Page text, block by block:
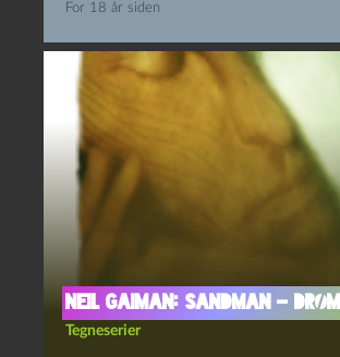
For 18 år siden
Neil Gaiman: Sandman –
Tegneserier